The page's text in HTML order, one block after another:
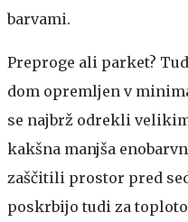
barvami.
Preproge ali parket?
dom opremljen v
se najbrž odrekli
kakšna manjša
zaščitili prostor pred
poskrbijo tudi za